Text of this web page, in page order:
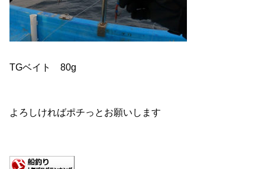
TGベイト 80g
よろしければポチっとお願いします